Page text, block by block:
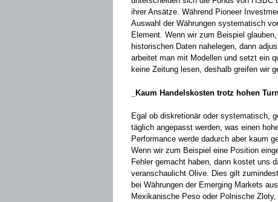
ihrer Ansätze. Während Pioneer
Auswahl der Währungen systematisch
Element. Wenn wir zum Beispiel
historischen Daten nahelegen, dann
arbeitet man mit Modellen und setzt ein
keine Zeitung lesen, deshalb greifen wir
_Kaum Handelskosten trotz hohen
Egal ob diskretionär oder systematisch,
täglich angepasst werden, was einen
Performance werde dadurch aber kaum
Wenn wir zum Beispiel eine Position
Fehler gemacht haben, dann kostet uns
veranschaulicht Olive. Dies gilt
bei Währungen der Emerging Markets
Mexikanische Peso oder Polnische